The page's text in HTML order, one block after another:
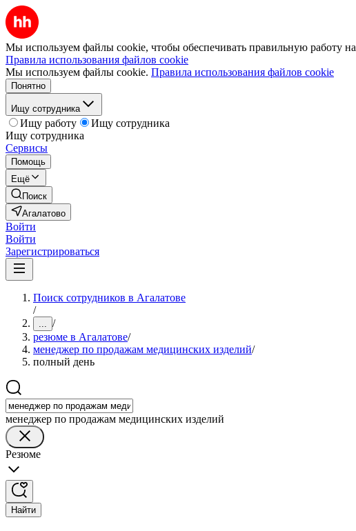
Мы используем файлы cookie, чтобы обеспечивать правильную работу
Правила использования файлов cookie
Мы используем файлы cookie. Правила использования файлов cookie
Понятно
Ищу сотрудника
Ищу работу
Ищу сотрудника
Ищу сотрудника
Сервисы
Помощь
Ещё
Поиск
Агалатово
Войти
Войти
Зарегистрироваться
Поиск сотрудников в Агалатове
/
... /
резюме в Агалатове/
менеджер по продажам медицинских изделий/
полный день
менеджер по продажам медицинских изделий
Резюме
Найти